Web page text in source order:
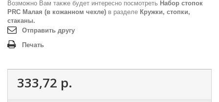
Возможно Вам также будет интересно посмотреть Набор стопок
PRC Малая (в кожанном чехле) в разделе Кружки, стопки,
стаканы.
Отправить другу
Печать
333,72 р.